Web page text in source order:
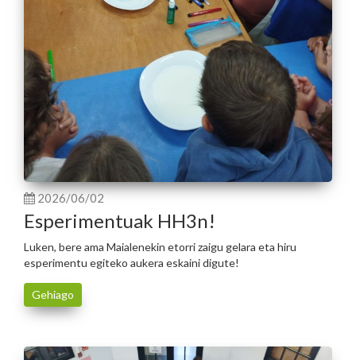
2026/06/02
Esperimentuak HH3n!
Luken, bere ama Maialenekin etorri zaigu gelara eta hiru
esperimentu egiteko aukera eskaini digute!
Gehiago